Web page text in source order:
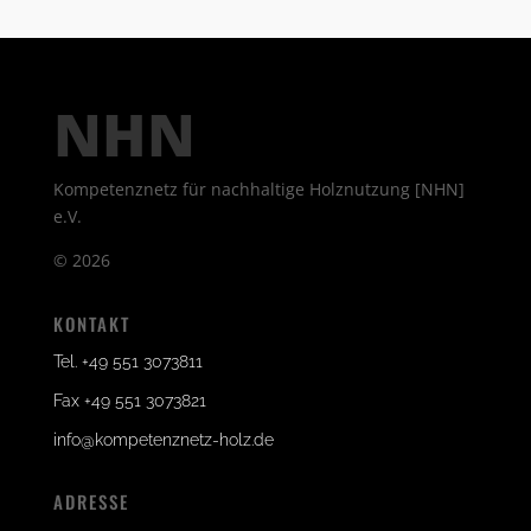
NHN
Kompetenznetz für nachhaltige Holznutzung [NHN]
e.V.
© 2026
KONTAKT
Tel. +49 551 3073811
Fax +49 551 3073821
info@kompetenznetz-holz.de
ADRESSE